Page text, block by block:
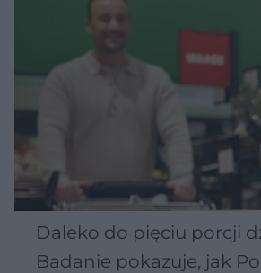
Daleko do pięciu porcji
Badanie pokazuje, jak